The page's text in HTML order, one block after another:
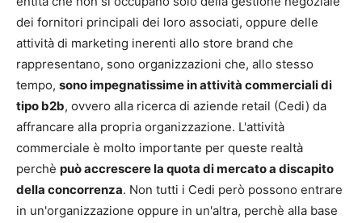
dei fornitori principali dei loro associati, oppure delle
attività di marketing inerenti allo store brand che
rappresentano, sono organizzazioni che, allo stesso
tempo, sono impegnatissime in attività commerciali di
tipo b2b, ovvero alla ricerca di aziende retail (Cedi) da
affrancare alla propria organizzazione. L'attività
commerciale è molto importante per queste realtà
perchè può accrescere la quota di mercato a discapito
della concorrenza. Non tutti i Cedi però possono entrare
in un'organizzazione oppure in un'altra, perchè alla base